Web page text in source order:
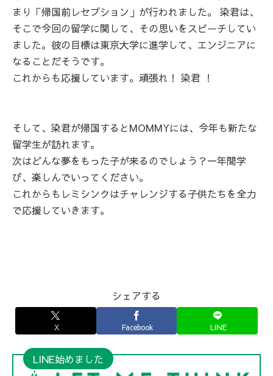
まり「帰国前レセプション」が行われました。 染君は、
そこで今回の留学に関して、その思いをスピーチしてい
ました。彼の目標は東京大学に進学して、エンジニアに
なることだそうです。
これからも応援しています。頑張れ！ 染君 ！
そして、染君が帰国するとMOMMYには、今年も新たな
留学生が訪れます。
次はどんな夢をもった子が来るのでしょう？一年間学
び、楽しんでいってください。
これからもレミシンクはチャレンジする子供たちを全力
で応援していきます。
シェアする
X Facebook LINE
LINE始めました